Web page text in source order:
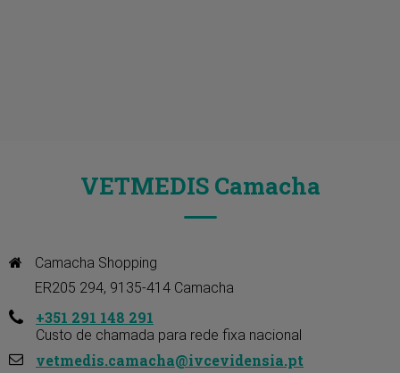
VETMEDIS Camacha
Camacha Shopping
ER205 294, 9135-414 Camacha
+351 291 148 291
Custo de chamada para rede fixa nacional
vetmedis.camacha@ivcevidensia.pt